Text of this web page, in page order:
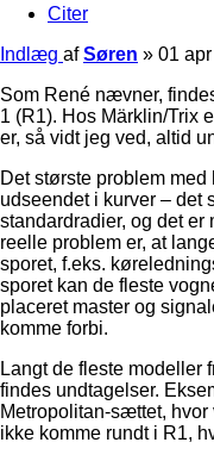
Citer
Indlæg afSøren » 01
Som René nævner,
1 (R1). Hos Märklin/Trix
er, så vidt jeg ved, altid
Det største problem
udseendet i kurver – det
standardradier, og det er
reelle problem er, at
sporet, f.eks.
sporet kan de fleste
placeret master og
komme forbi.
Langt de fleste modeller
findes undtagelser.
Metropolitan-sættet,
ikke komme rundt i R1,